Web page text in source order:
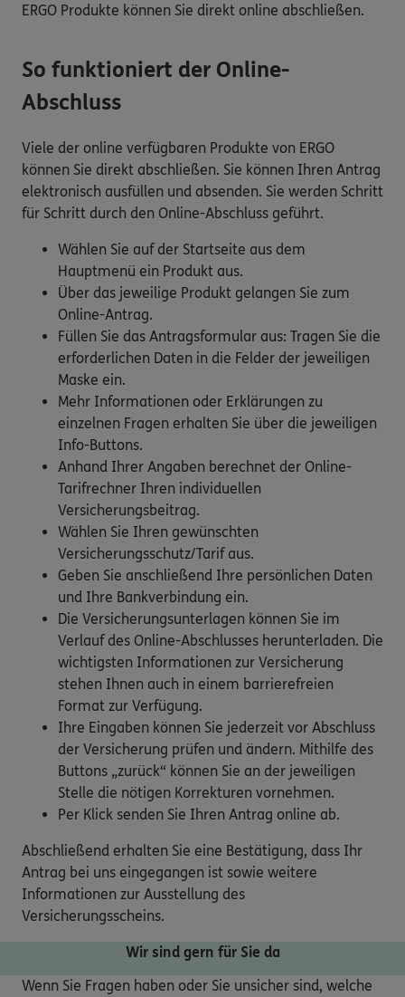
ERGO Produkte können Sie direkt online abschließen.
So funktioniert der Online-
Abschluss
Viele der online verfügbaren Produkte von ERGO
können Sie direkt abschließen. Sie können Ihren Antrag
elektronisch ausfüllen und absenden. Sie werden Schritt
für Schritt durch den Online-Abschluss geführt.
Wählen Sie auf der Startseite aus dem
Hauptmenü ein Produkt aus.
Über das jeweilige Produkt gelangen Sie zum
Online-Antrag.
Füllen Sie das Antragsformular aus: Tragen Sie die
erforderlichen Daten in die Felder der jeweiligen
Maske ein.
Mehr Informationen oder Erklärungen zu
einzelnen Fragen erhalten Sie über die jeweiligen
Info-Buttons.
Anhand Ihrer Angaben berechnet der Online-
Tarifrechner Ihren individuellen
Versicherungsbeitrag.
Wählen Sie Ihren gewünschten
Versicherungsschutz/Tarif aus.
Geben Sie anschließend Ihre persönlichen Daten
und Ihre Bankverbindung ein.
Die Versicherungsunterlagen können Sie im
Verlauf des Online-Abschlusses herunterladen. Die
wichtigsten Informationen zur Versicherung
stehen Ihnen auch in einem barrierefreien
Format zur Verfügung.
Ihre Eingaben können Sie jederzeit vor Abschluss
der Versicherung prüfen und ändern. Mithilfe des
Buttons „zurück“ können Sie an der jeweiligen
Stelle die nötigen Korrekturen vornehmen.
Per Klick senden Sie Ihren Antrag online ab.
Abschließend erhalten Sie eine Bestätigung, dass Ihr
Antrag bei uns eingegangen ist sowie weitere
Informationen zur Ausstellung des
Versicherungsscheins.
Wir sind gern für Sie da
Wenn Sie Fragen haben oder Sie unsicher sind, welche